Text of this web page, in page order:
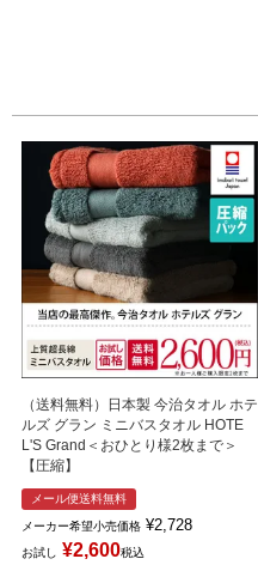
（送料無料）日本製 今治タオル ホテ
ルズ グラン ミニバスタオル HOTE
L'S Grand＜おひとり様2枚まで＞
【圧縮】
メール便送料無料
メーカー希望小売価格 ¥2,728
お試し ¥2,600税込